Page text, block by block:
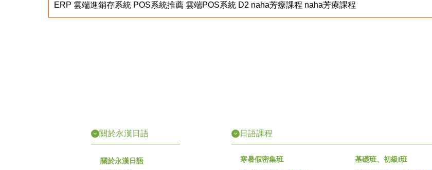
ERP 雲端進銷存系統 POS系統推薦 雲端POS系統 D2 naha芳療課程 naha芳療課程
關於永漢日語
關於永漢日語
日語課程
寒暑假密集班
基礎班、初級I班